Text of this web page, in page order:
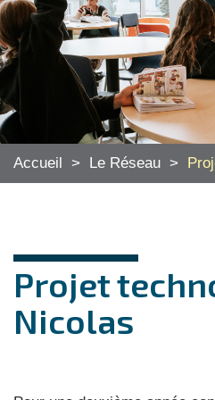
Accueil > Le Réseau >
Projet
Nicolas